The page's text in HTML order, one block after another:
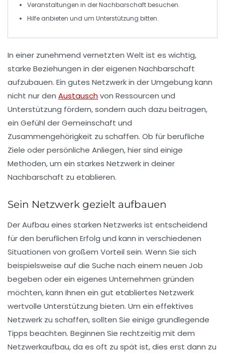
Veranstaltungen in der Nachbarschaft besuchen.
Hilfe anbieten und um Unterstützung bitten.
In einer zunehmend vernetzten Welt ist es wichtig,
starke Beziehungen in der eigenen Nachbarschaft
aufzubauen. Ein gutes Netzwerk in der Umgebung kann
nicht nur den Austauschvon Ressourcen und
Unterstützung fördern, sondern auch dazu beitragen,
ein Gefühl derGemeinschaft und
Zusammengehörigkeit zu schaffen. Ob für berufliche
Ziele oder persönliche Anliegen, hier sind einige
Methoden, um ein starkes Netzwerkin deiner
Nachbarschaft zu etablieren.
Sein Netzwerk gezielt aufbauen
Der Aufbau eines starken Netzwerks ist entscheidend
für den beruflichen Erfolg und kann in verschiedenen
Situationen von großem Vorteil sein. Wenn Sie sich
beispielsweise auf die Suche nach einem neuen Job
begeben oder ein eigenes Unternehmen gründen
möchten, kann Ihnen ein gut etabliertes Netzwerk
wertvolle Unterstützung bieten. Um ein effektives
Netzwerk zu schaffen, sollten Sie einige grundlegende
Tipps beachten. Beginnen Sie rechtzeitig mit dem
Netzwerkaufbau, da es oft zu spät ist, dies erst dann zu